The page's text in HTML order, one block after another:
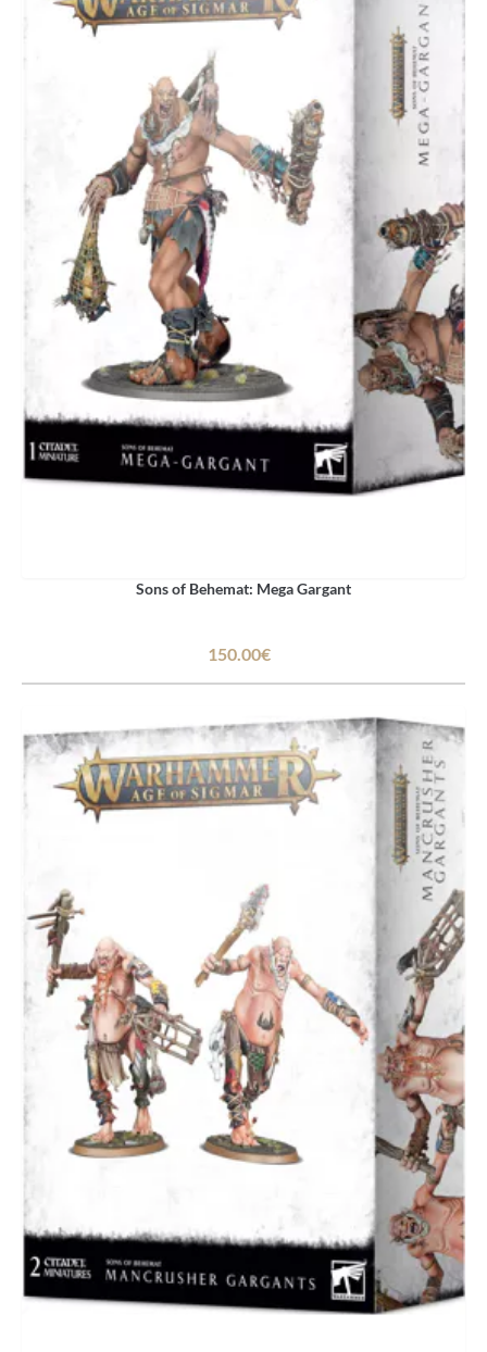
Sons of Behemat: Mega Gargant
150.00€